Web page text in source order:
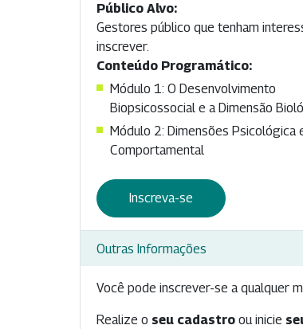
Público Alvo:
Gestores público que tenham
inscrever.
Conteúdo Programático:
Módulo 1: O Desenvolvimento
Biopsicossocial e a Dimensão
Módulo 2: Dimensões Psicológica
Comportamental
Inscreva-se
Outras Informações
Você pode inscrever-se a qualquer
Realize o seu cadastro ou inicie